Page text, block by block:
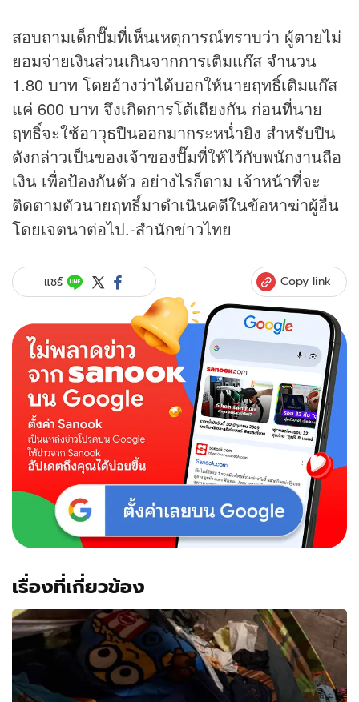
สอบถามเด็กปั๊มที่เห็นเหตุการณ์ทราบว่า ผู้ตายไม่
ยอมจ่ายเงินส่วนเกินจากการเติมแก๊ส จำนวน
1.80 บาท โดยอ้างว่าได้บอกให้นายฤทธิ์เติมแก๊ส
แค่ 600 บาท จึงเกิดการโต้เถียงกัน ก่อนที่นาย
ฤทธิ์จะใช้อาวุธปืนออกมากระหน่ำยิง สำหรับปืน
ดังกล่าวเป็นของเจ้าของปั๊มที่ให้ไว้กับพนักงานถือ
เงิน เพื่อป้องกันตัว อย่างไรก็ตาม เจ้าหน้าที่จะ
ติดตามตัวนายฤทธิ์มาดำเนินคดีในข้อหาฆ่าผู้อื่น
โดยเจตนาต่อไป.-สำนักข่าวไทย
แชร์ Copy link
เรื่องที่เกี่ยวข้อง